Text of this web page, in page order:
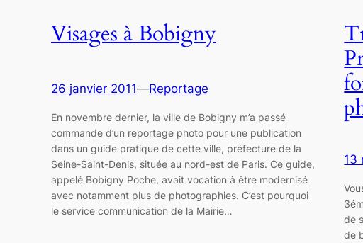
Visages à Bobigny
26 janvier 2011—Reportage
En novembre dernier, la ville de Bobigny m’a passé
commande d’un reportage photo pour une publication
dans un guide pratique de cette ville, préfecture de la
Seine-Saint-Denis, située au nord-est de Paris. Ce guide,
appelé Bobigny Poche, avait vocation à être modernisé
avec notamment plus de photographies. C’est pourquoi
le service communication de la Mairie…
13
de
de